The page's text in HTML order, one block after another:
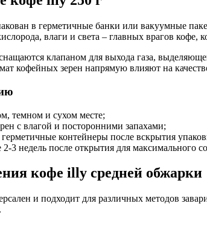
в герметичные банки или вакуумные
влаги и света – главных врагов кофе,
клапаном для выхода газа,
кофейных зерен напрямую влияют на
темном и сухом месте;
с влагой и посторонними запахами;
контейнеры после вскрытия
3 недель после открытия для максимального
кофе illy средней обжарки
и подходит для различных методов